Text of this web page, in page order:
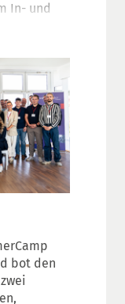
In- und
bot den